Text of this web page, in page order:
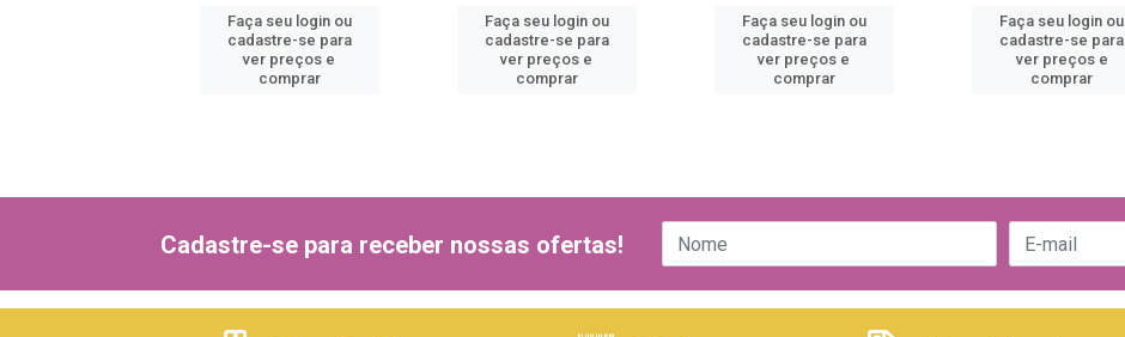
Faça seu login ou
cadastre-se para
ver preços e
comprar
Faça seu login ou
cadastre-se para
ver preços e
comprar
Faça seu login ou
cadastre-se para
ver preços e
comprar
Faça seu login ou
cadastre-se para
ver preços e
comprar
Cadastre-se para receber nossas ofertas!